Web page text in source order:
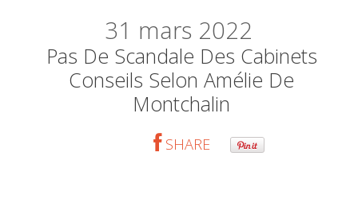
31 mars 2022
Pas De Scandale Des Cabinets
Conseils Selon Amélie De
Montchalin
SHARE